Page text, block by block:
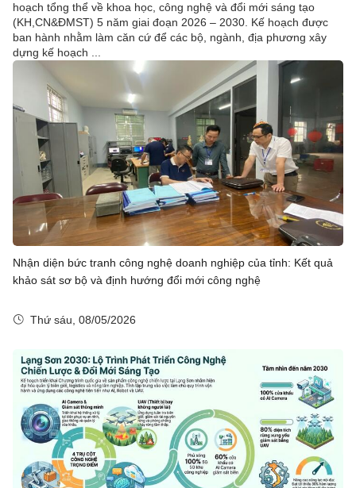
hoạch tổng thể về khoa học, công nghệ và đổi mới sáng tạo
(KH,CN&ĐMST) 5 năm giai đoạn 2026 – 2030. Kế hoạch được
ban hành nhằm làm căn cứ để các bộ, ngành, địa phương xây
dựng kế hoạch ...
Nhận diện bức tranh công nghệ doanh nghiệp của tỉnh: Kết quả
khảo sát sơ bộ và định hướng đổi mới công nghệ
Thứ sáu, 08/05/2026